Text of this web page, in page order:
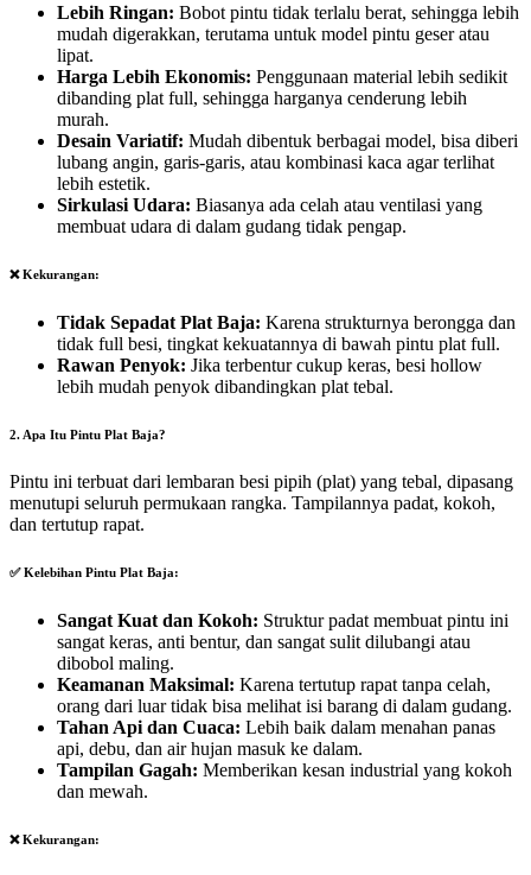
Lebih Ringan: Bobot pintu tidak terlalu berat, sehingga lebih
mudah digerakkan, terutama untuk model pintu geser atau
lipat.
Harga Lebih Ekonomis: Penggunaan material lebih sedikit
dibanding plat full, sehingga harganya cenderung lebih
murah.
Desain Variatif: Mudah dibentuk berbagai model, bisa diberi
lubang angin, garis-garis, atau kombinasi kaca agar terlihat
lebih estetik.
Sirkulasi Udara: Biasanya ada celah atau ventilasi yang
membuat udara di dalam gudang tidak pengap.
❌ Kekurangan:
Tidak Sepadat Plat Baja: Karena strukturnya berongga dan
tidak full besi, tingkat kekuatannya di bawah pintu plat full.
Rawan Penyok: Jika terbentur cukup keras, besi hollow
lebih mudah penyok dibandingkan plat tebal.
2. Apa Itu Pintu Plat Baja?
Pintu ini terbuat dari lembaran besi pipih (plat) yang tebal, dipasang
menutupi seluruh permukaan rangka. Tampilannya padat, kokoh,
dan tertutup rapat.
✅ Kelebihan Pintu Plat Baja:
Sangat Kuat dan Kokoh: Struktur padat membuat pintu ini
sangat keras, anti bentur, dan sangat sulit dilubangi atau
dibobol maling.
Keamanan Maksimal: Karena tertutup rapat tanpa celah,
orang dari luar tidak bisa melihat isi barang di dalam gudang.
Tahan Api dan Cuaca: Lebih baik dalam menahan panas
api, debu, dan air hujan masuk ke dalam.
Tampilan Gagah: Memberikan kesan industrial yang kokoh
dan mewah.
❌ Kekurangan: